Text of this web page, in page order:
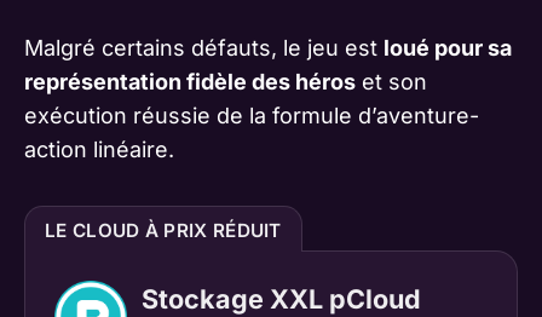
Malgré certains défauts, le jeu est loué pour sa
représentation fidèle des héros et son
exécution réussie de la formule d’aventure-
action linéaire​​​​​​​​​​​​​​.
LE CLOUD À PRIX RÉDUIT
Stockage XXL pCloud